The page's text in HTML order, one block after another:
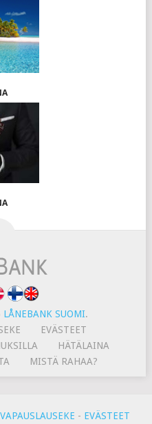
LÅNEBANK SUOMI.
EVÄSTEET
HÄTÄLAINA
MISTÄ RAHAA?
- EVÄSTEET